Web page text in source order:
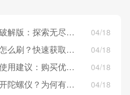
无尽可能，征服水下世界！ 04/18
快速获取鱼骨技巧分享 04/18
优先级推荐，怎么用最划算？ 04/18
手机开不了？体感操控设置说明 04/18